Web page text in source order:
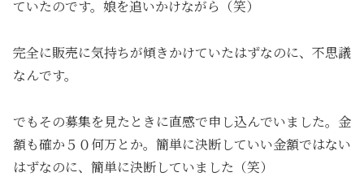
ていたのです。娘を追いかけながら（笑）
完全に販売に気持ちが傾きかけていたはずなのに、不思議
なんです。
でもその募集を見たときに直感で申し込んでいました。金
額も確か５０何万とか。簡単に決断していい金額ではない
はずなのに、簡単に決断していました（笑）